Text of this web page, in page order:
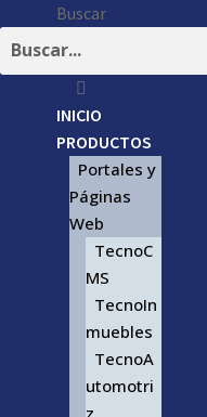
Buscar
INICIO
PRODUCTOS
Portales y
Páginas
Web
TecnoC
MS
TecnoIn
muebles
TecnoA
utomotri